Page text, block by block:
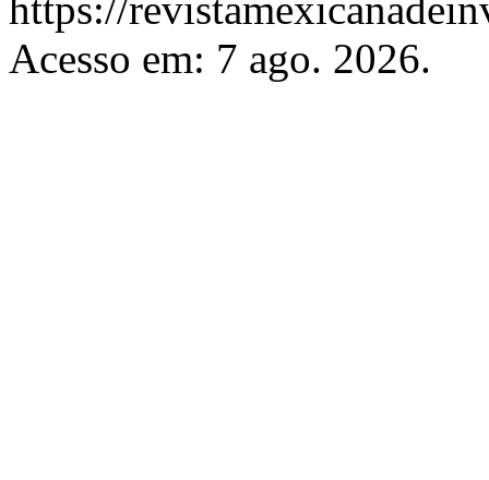
Acesso em: 7 ago. 2026.